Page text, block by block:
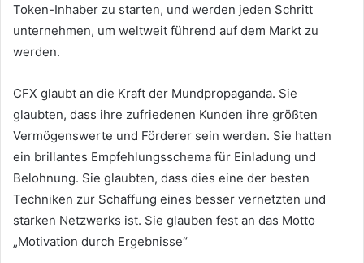
Token-Inhaber zu starten, und werden jeden Schritt
unternehmen, um weltweit führend auf dem Markt zu
werden.
CFX glaubt an die Kraft der Mundpropaganda. Sie
glaubten, dass ihre zufriedenen Kunden ihre größten
Vermögenswerte und Förderer sein werden. Sie hatten
ein brillantes Empfehlungsschema für Einladung und
Belohnung. Sie glaubten, dass dies eine der besten
Techniken zur Schaffung eines besser vernetzten und
starken Netzwerks ist. Sie glauben fest an das Motto
„Motivation durch Ergebnisse“